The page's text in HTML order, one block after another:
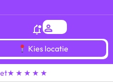
overzichtvan heel
Kies locatie
★ ★ ★ ★ ★